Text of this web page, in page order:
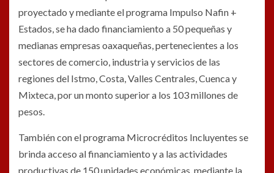
proyectado y mediante el programa Impulso Nafin +
Estados, se ha dado financiamiento a 50 pequeñas y
medianas empresas oaxaqueñas, pertenecientes a los
sectores de comercio, industria y servicios de las
regiones del Istmo, Costa, Valles Centrales, Cuenca y
Mixteca, por un monto superior a los 103 millones de
pesos.
También con el programa Microcréditos Incluyentes se
brinda acceso al financiamiento y a las actividades
productivas de 150 unidades económicas, mediante la